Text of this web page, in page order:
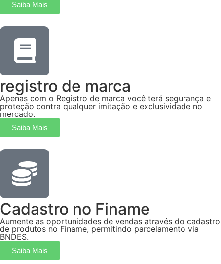
Saiba Mais
registro de marca
Apenas com o Registro de marca você terá segurança e
proteção contra qualquer imitação e exclusividade no
mercado.
Saiba Mais
Cadastro no Finame
Aumente as oportunidades de vendas através do cadastro
de produtos no Finame, permitindo parcelamento via
BNDES.
Saiba Mais